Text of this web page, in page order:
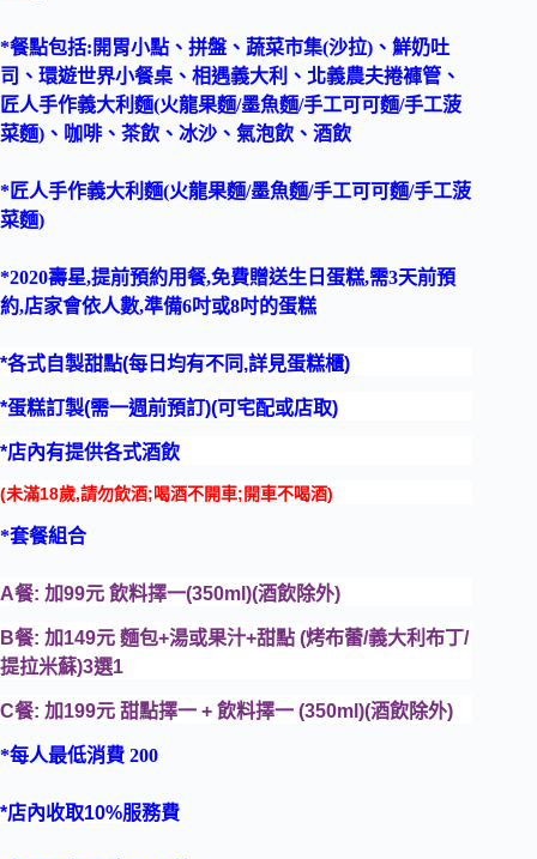
*餐點包括:開胃小點、拼盤、蔬菜市集(沙拉)、鮮奶吐
司、環遊世界小餐桌、相遇義大利、北義農夫捲褲管、
匠人手作義大利麵(火龍果麵/墨魚麵/手工可可麵/手工菠
菜麵)、咖啡、茶飲、冰沙、氣泡飲、酒飲
*匠人手作義大利麵(火龍果麵/墨魚麵/手工可可麵/手工菠
菜麵)
*2020壽星,提前預約用餐,免費贈送生日蛋糕,需3天前預
約,店家會依人數,準備6吋或8吋的蛋糕
*各式自製甜點(每日均有不同,詳見蛋糕櫃)
*蛋糕訂製(需一週前預訂)(可宅配或店取)
*店內有提供各式酒飲
(未滿18歲,請勿飲酒;喝酒不開車;開車不喝酒)
*套餐組合
A餐: 加99元 飲料擇一(350ml)(酒飲除外)
B餐: 加149元 麵包+湯或果汁+甜點 (烤布蕾/義大利布丁/
提拉米蘇)3選1
C餐: 加199元 甜點擇一 + 飲料擇一 (350ml)(酒飲除外)
*每人最低消費 200
*店內收取10%服務費